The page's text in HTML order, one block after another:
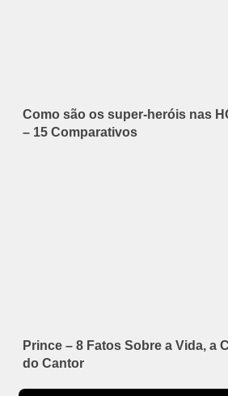
Como são os super-heróis nas
– 15 Comparativos
Prince – 8 Fatos Sobre a Vida, a
do Cantor